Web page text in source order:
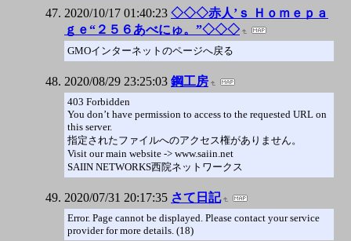
2020/10/17 01:40:23 ◇◇◇赤人’ｓ Ｈｏｍｅｐａ
ｇｅ“２５６あべにゅ。”◇◇◇
GMOインターネットのページへ戻る
2020/08/29 23:25:03 鋼工房
403 Forbidden
You don’t have permission to access to the requested URL on
this server.
指定されたファイルへのアクセス権がありません。
Visit our main website -> www.saiin.net
SAIIN NETWORKS西院ネットワークス
2020/07/31 20:17:35 さて日記
Error. Page cannot be displayed. Please contact your service
provider for more details. (18)